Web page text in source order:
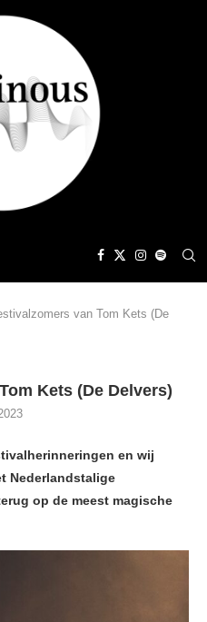
van Tom Kets (De
Kets (De Delvers)
en wij
Nederlandstalige
op de meest magische